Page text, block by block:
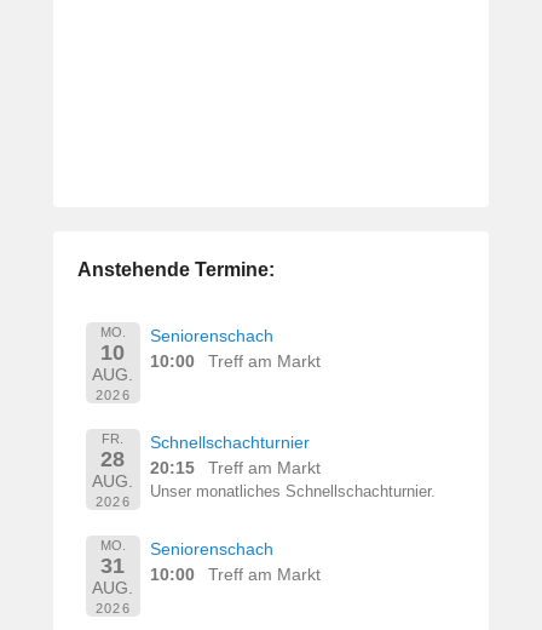
Anstehende Termine:
MO.
10
AUG.
2026
Seniorenschach
10:00
Treff am Markt
FR.
28
AUG.
2026
Schnellschachturnier
20:15
Treff am Markt
Unser monatliches Schnellschachturnier.
MO.
31
AUG.
2026
Seniorenschach
10:00
Treff am Markt